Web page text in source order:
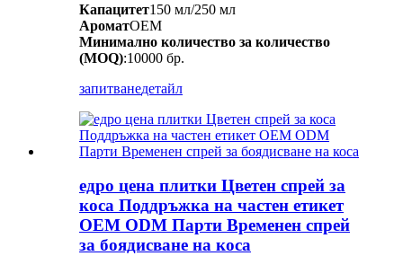
Капацитет150 мл/250 мл
АроматOEM
Минимално количество за количество
(MOQ):10000 бр.
запитванедетайл
едро цена плитки Цветен спрей за
коса Поддръжка на частен етикет
OEM ODM Парти Временен спрей
за боядисване на коса